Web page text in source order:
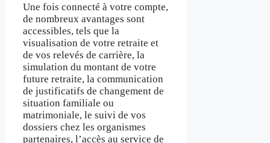
Une fois connecté à votre compte,
de nombreux avantages sont
accessibles, tels que la
visualisation de votre retraite et
de vos relevés de carrière, la
simulation du montant de votre
future retraite, la communication
de justificatifs de changement de
situation familiale ou
matrimoniale, le suivi de vos
dossiers chez les organismes
partenaires, l’accès au service de